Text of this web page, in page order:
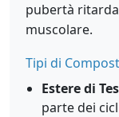
pubertà
muscolare.
Tipi di
Estere di
parte dei